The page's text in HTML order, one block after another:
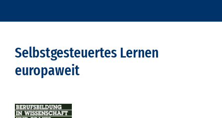
Selbstgesteuertes Lernen
europaweit